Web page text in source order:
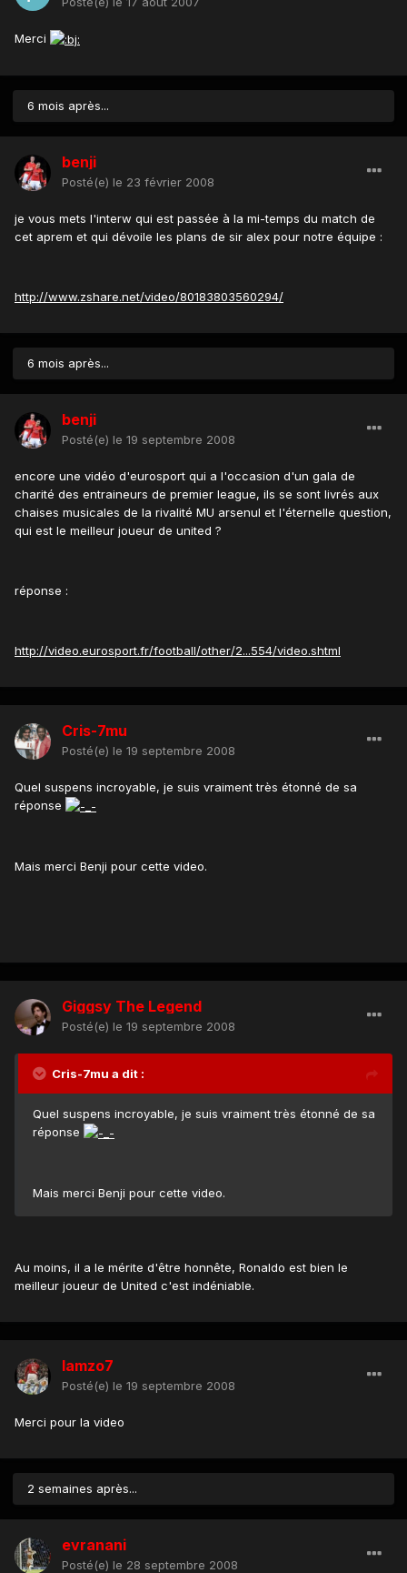
Merci
6 mois après...
benji
Posté(e) le 23 février 2008
je vous mets l'interw qui est passée à la mi-temps du match de
cet aprem et qui dévoile les plans de sir alex pour notre équipe :
http://www.zshare.net/video/80183803560294/
6 mois après...
benji
Posté(e) le 19 septembre 2008
encore une vidéo d'eurosport qui a l'occasion d'un gala de
charité des entraineurs de premier league, ils se sont livrés aux
chaises musicales de la rivalité MU arsenul et l'éternelle question,
qui est le meilleur joueur de united ?
réponse :
http://video.eurosport.fr/football/other/2...554/video.shtml
Cris-7mu
Posté(e) le 19 septembre 2008
Quel suspens incroyable, je suis vraiment très étonné de sa
réponse
Mais merci Benji pour cette video.
Giggsy The Legend
Posté(e) le 19 septembre 2008
Cris-7mu a dit :
Quel suspens incroyable, je suis vraiment très étonné de sa
réponse
Mais merci Benji pour cette video.
Au moins, il a le mérite d'être honnête, Ronaldo est bien le
meilleur joueur de United c'est indéniable.
lamzo7
Posté(e) le 19 septembre 2008
Merci pour la video
2 semaines après...
evranani
Posté(e) le 28 septembre 2008